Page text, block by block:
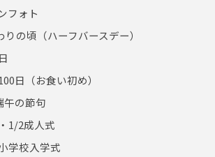
フォト
りの頃（ハーフバースデー）
日（お食い初め）
午の節句
1/2成人式
学校入学式